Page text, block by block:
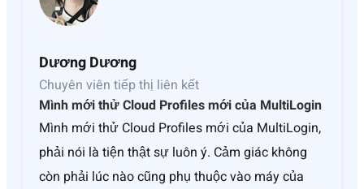
Dương Dương
Chuyên viên tiếp thị liên kết
Mình mới thử Cloud Profiles mới của MultiLogin
Mình mới thử Cloud Profiles mới của MultiLogin,
phải nói là tiện thật sự luôn ý. Cảm giác không
còn phải lúc nào cũng phụ thuộc vào máy của